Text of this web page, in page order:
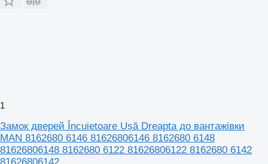
1
Замок дверей Încuietoare Ușă Dreapta до вантажівки
MAN 8162680 6146 81626806146 8162680 6148
81626806148 8162680 6122 81626806122 8162680 6142